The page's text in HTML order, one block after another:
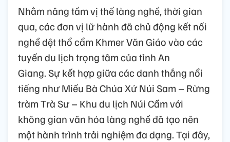
Nhằm nâng tầm vị thế làng nghề, thời gian
qua, các đơn vị lữ hành đã chủ động kết nối
nghề dệt thổ cẩm Khmer Văn Giáo vào các
tuyến du lịch trọng tâm của tỉnh An
Giang. Sự kết hợp giữa các danh thắng nổi
tiếng như Miếu Bà Chúa Xứ Núi Sam – Rừng
tràm Trà Sư – Khu du lịch Núi Cấm với
không gian văn hóa làng nghề đã tạo nên
một hành trình trải nghiệm đa dạng. Tại đây,